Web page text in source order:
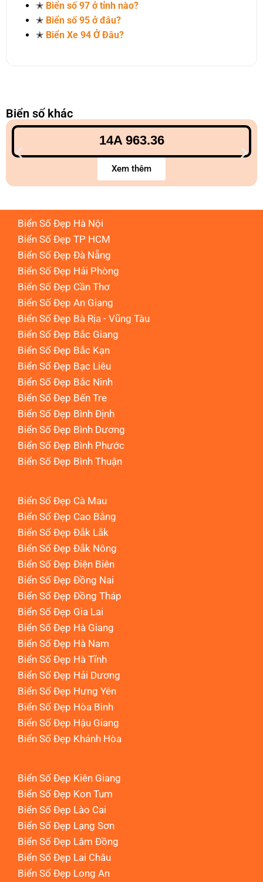
✭ Biển số 97 ở tỉnh nào?
✭ Biển số 95 ở đâu?
✭ Biển Xe 94 Ở Đâu?
Biển số khác
14A 963.36
Xem thêm
Biển Số Đẹp Hà Nội
Biển Số Đẹp TP HCM
Biển Số Đẹp Đà Nẵng
Biển Số Đẹp Hải Phòng
Biển Số Đẹp Cần Thơ
Biển Số Đẹp An Giang
Biển Số Đẹp Bà Rịa - Vũng Tàu
Biển Số Đẹp Bắc Giang
Biển Số Đẹp Bắc Kạn
Biển Số Đẹp Bạc Liêu
Biển Số Đẹp Bắc Ninh
Biển Số Đẹp Bến Tre
Biển Số Đẹp Bình Định
Biển Số Đẹp Bình Dương
Biển Số Đẹp Bình Phước
Biển Số Đẹp Bình Thuận
Biển Số Đẹp Cà Mau
Biển Số Đẹp Cao Bằng
Biển Số Đẹp Đắk Lắk
Biển Số Đẹp Đắk Nông
Biển Số Đẹp Điện Biên
Biển Số Đẹp Đồng Nai
Biển Số Đẹp Đồng Tháp
Biển Số Đẹp Gia Lai
Biển Số Đẹp Hà Giang
Biển Số Đẹp Hà Nam
Biển Số Đẹp Hà Tĩnh
Biển Số Đẹp Hải Dương
Biển Số Đẹp Hưng Yên
Biển Số Đẹp Hòa Bình
Biển Số Đẹp Hậu Giang
Biển Số Đẹp Khánh Hòa
Biển Số Đẹp Kiên Giang
Biển Số Đẹp Kon Tum
Biển Số Đẹp Lào Cai
Biển Số Đẹp Lạng Sơn
Biển Số Đẹp Lâm Đồng
Biển Số Đẹp Lai Châu
Biển Số Đẹp Long An